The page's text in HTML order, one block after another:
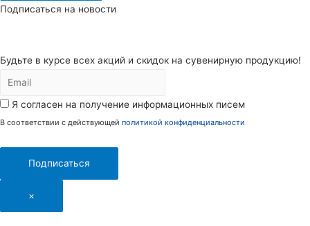
Подписаться на новости
Будьте в курсе всех акций и скидок на сувенирную продукцию!
Я согласен на получение информационных писем
В соответствии с действующей политикой конфиденциальности
Подписаться
×